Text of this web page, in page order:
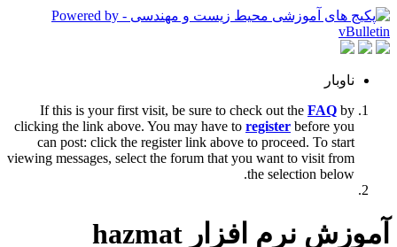
ناوبار
If this is your first visit, be sure to check out the FAQ by
clicking the link above. You may have to register before you
can post: click the register link above to proceed. To start
viewing messages, select the forum that you want to visit from
the selection below.
آموزش نرم افزار hazmat